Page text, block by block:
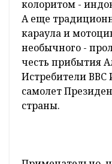
колоритом -
А еще
караула и
необычного -
честь прибытия
Истребители
самолет
страны.